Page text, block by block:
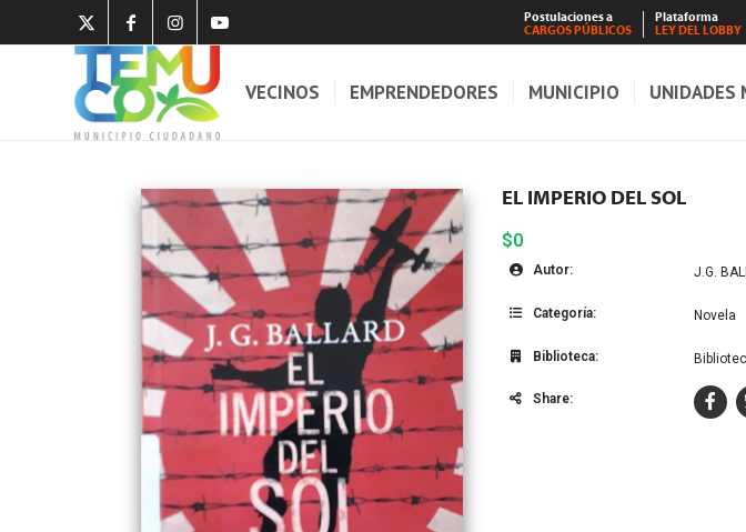
Postulaciones a
CARGOS PÚBLICOS
Plataforma
LEY DEL LOBBY
VECINOS EMPRENDEDORES MUNICIPIO UNIDADES
EL IMPERIO DEL SOL
$0
Autor: J.G.
Categoría: Novela
Biblioteca:
Share: